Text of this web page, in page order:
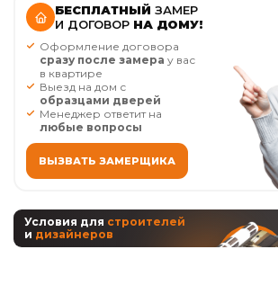
БЕСПЛАТНЫЙ ЗАМЕР
И ДОГОВОР НА ДОМУ!
Оформление договора
сразу после замера у вас
в квартире
Выезд на дом с
образцами дверей
Менеджер ответит на
любые вопросы
ВЫЗВАТЬ ЗАМЕРЩИКА
Условия для строителей
и дизайнеров